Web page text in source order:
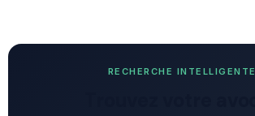
RECHERCHE INTELLIGENTE